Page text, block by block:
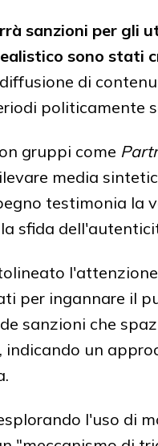
sanzioni per gli
sono stati
di
politicamente
gruppi come
media
testimonia la
sfida
per ingannare il
sanzioni che
un
l'uso di